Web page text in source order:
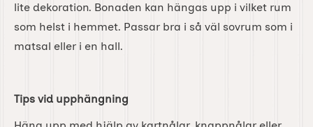
lite dekoration. Bonaden kan hängas upp i vilket rum
som helst i hemmet. Passar bra i så väl sovrum som i
matsal eller i en hall.
Tips vid upphängning